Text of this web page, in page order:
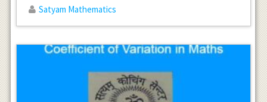
Satyam Mathematics